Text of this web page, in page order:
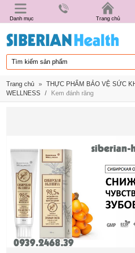
Danh mục Trang chủ
Trang chủ »
THỰC PHẨM BẢO VỆ SỨC
WELLNESS
/ Kem đánh răng